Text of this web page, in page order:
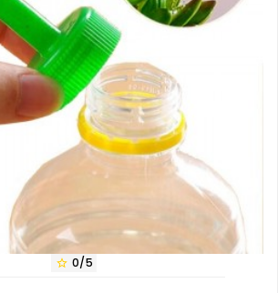
 0/5